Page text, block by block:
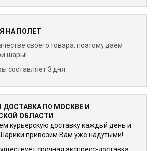
НА ПОЛЕТ
своего товара, поэтому даем
шары!
составляет 3 дня
ДОСТАВКА ПО МОСКВЕ И
ОБЛАСТИ
курьерскую доставку каждый день и
Шарики привозим Вам уже надутыми!
срочная экспресс-доставка,